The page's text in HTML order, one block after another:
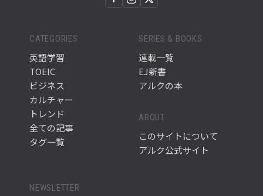
CATEGORIES
英語学習
TOEIC
ビジネス
カルチャー
トレンド
全ての記事
タグ一覧
SERIES & BOOKS
連載一覧
EJ新書
アルクの本
ABOUT
このサイトについて
アルク公式サイト
NEWSLETTER